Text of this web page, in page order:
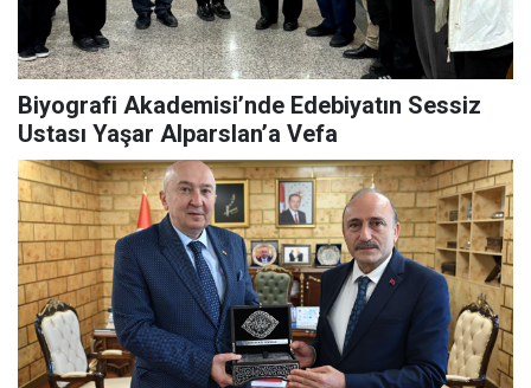
Biyografi Akademisi’nde Edebiyatın Sessiz
Ustası Yaşar Alparslan’a Vefa